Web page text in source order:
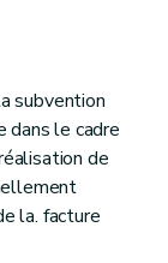
subvention
dans le cadre
de
la. facture